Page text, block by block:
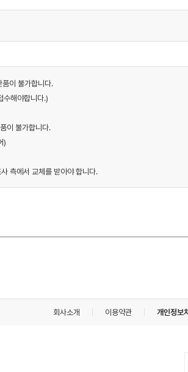
이 불가합니다.
수해야합니다.)
이 불가합니다.
)
측에서 교체를 받아야 합니다.
회사소개 이용약관 개인정보